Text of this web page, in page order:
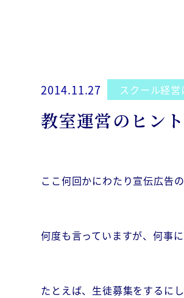
2014.11.27 スクール経営
教室運営のヒン
ここ何回かにわたり宣伝広告
何度も言っていますが、何事
たとえば、生徒募集をするに